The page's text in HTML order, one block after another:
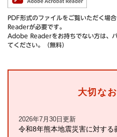
PDF形式のファイルをご覧いただく場
Readerが必要です。
Adobe Readerをお持ちでない方は、
てください。（無料）
大切な
2026年7月30日更新
令和8年熊本地震災害に対する